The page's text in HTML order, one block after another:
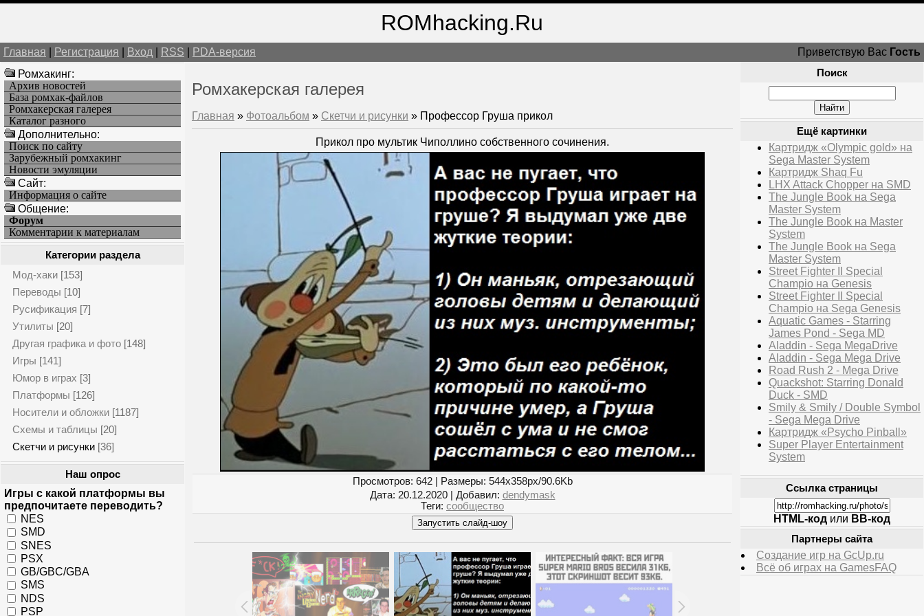
ROMhacking.Ru
Главная Регистрация Вход RSS PDA-версия Приветствую Вас Гость
Ромхакинг:
Архив новостей
База ромхак-файлов
Ромхакерская галерея
Каталог разного
Дополнительно:
Поиск по сайту
Зарубежный ромхакинг
Новости эмуляции
Cайт:
Информация о сайте
Общение:
Форум
Комментарии к материалам
Категории раздела
Мод-хаки [153]
Переводы [10]
Русификация [7]
Утилиты [20]
Другая графика и фото [148]
Игры [141]
Юмор в играх [3]
Платформы [126]
Носители и обложки [1187]
Схемы и таблицы [20]
Скетчи и рисунки [36]
Наш опрос
Игры с какой платформы вы
предпочитаете переводить?
NES
SMD
SNES
PSX
GB/GBC/GBA
SMS
NDS
PSP
Ромхакерская галерея
Главная » Фотоальбом » Скетчи и рисунки » Профессор Груша прикол
Прикол про мультик Чиполлино собственного сочинения.
Просмотров: 642 | Размеры: 544x358px/90.6Kb
Дата: 20.12.2020 | Добавил: dendymask
Теги: сообщество
Поиск
Ещё картинки
Картридж «Olympic gold» на
Sega Master System
Картридж Shaq Fu
LHX Attack Chopper на SMD
The Jungle Book на Sega
Master System
The Jungle Book на Master
System
The Jungle Book на Sega
Master System
Street Fighter II Special
Champio на Genesis
Street Fighter II Special
Champio на Sega Genesis
Aquatic Games - Starring
James Pond - Sega MD
Aladdin - Sega MegaDrive
Aladdin - Sega Mega Drive
Road Rush 2 - Mega Drive
Quackshot: Starring Donald
Duck - SMD
Smily & Smily / Double Symbol
- Sega Mega Drive
Картридж «Psycho Pinball»
Super Player Entertainment
System
Ссылка страницы
HTML-код или BB-код
Партнеры сайта
Создание игр на GcUp.ru
Всё об играх на GamesFAQ